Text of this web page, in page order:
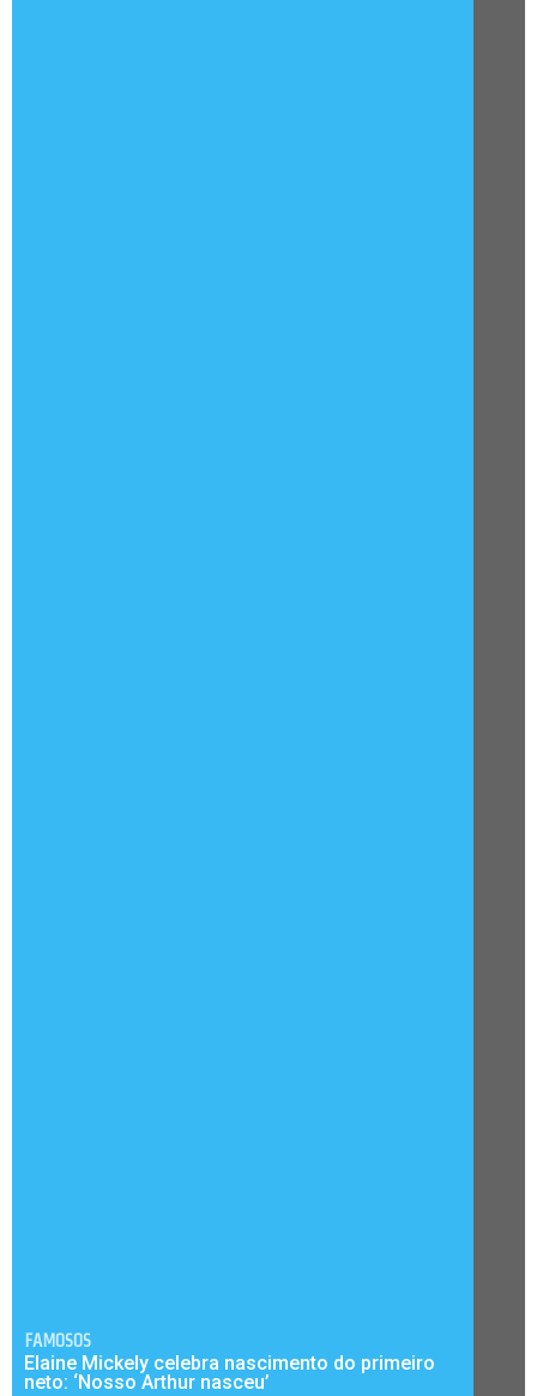
FAMOSOS
Elaine Mickely celebra nascimento do primeiro
neto: ‘Nosso Arthur nasceu’